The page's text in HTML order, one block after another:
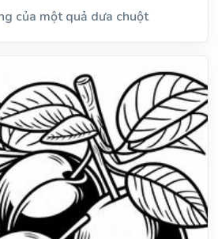
của một quả dưa chuột